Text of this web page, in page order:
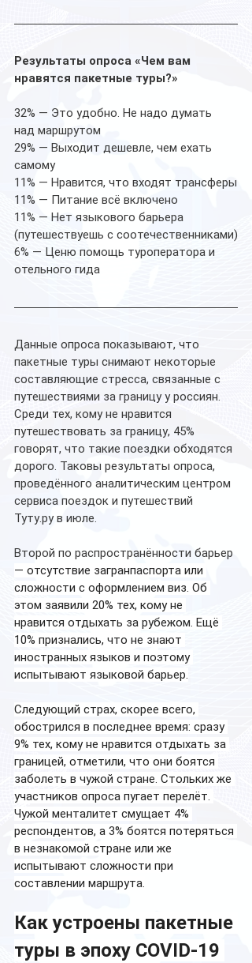
Результаты опроса «Чем вам
нравятся пакетные туры?»
32% — Это удобно. Не надо думать
над маршрутом
29% — Выходит дешевле, чем ехать
самому
11% — Нравится, что входят трансферы
11% — Питание всё включено
11% — Нет языкового барьера
(путешествуешь с соотечественниками)
6% — Ценю помощь туроператора и
отельного гида
Данные опроса показывают, что
пакетные туры снимают некоторые
составляющие стресса, связанные с
путешествиями за границу у россиян.
Среди тех, кому не нравится
путешествовать за границу, 45%
говорят, что такие поездки обходятся
дорого. Таковы результаты опроса,
проведённого аналитическим центром
сервиса поездок и путешествий
Туту.ру в июле.
Второй по распространённости барьер
— отсутствие загранпаспорта или
сложности с оформлением виз. Об
этом заявили 20% тех, кому не
нравится отдыхать за рубежом. Ещё
10% признались, что не знают
иностранных языков и поэтому
испытывают языковой барьер.
Следующий страх, скорее всего,
обострился в последнее время: сразу
9% тех, кому не нравится отдыхать за
границей, отметили, что они боятся
заболеть в чужой стране. Стольких же
участников опроса пугает перелёт.
Чужой менталитет смущает 4%
респондентов, а 3% боятся потеряться
в незнакомой стране или же
испытывают сложности при
составлении маршрута.
Как устроены пакетные
туры в эпоху COVID-19